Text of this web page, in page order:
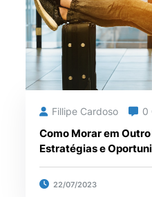
Fillipe Cardoso 0
Como Morar em
Estratégias e
22/07/2023